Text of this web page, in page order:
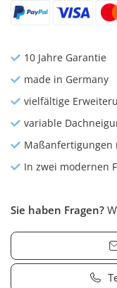
10 Jahre Garantie
made in Germany
vielfältige
variable
Maßanfertigungen
In zwei modernen
Sie haben Fragen?